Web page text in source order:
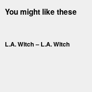
You might like these
L.A. Witch – L.A. Witch